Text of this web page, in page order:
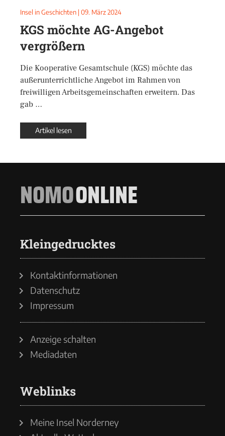
Insel in Geschichten | 09. März 2024
KGS möchte AG-Angebot
vergrößern
Die Kooperative Gesamtschule (KGS) möchte das
außerunterrichtliche Angebot im Rahmen von
freiwilligen Arbeitsgemeinschaften erweitern. Das
gab …
Artikel lesen
NOMOONLINE
Kleingedrucktes
Kontaktinformationen
Datenschutz
Impressum
Anzeige schalten
Mediadaten
Weblinks
Meine Insel Norderney